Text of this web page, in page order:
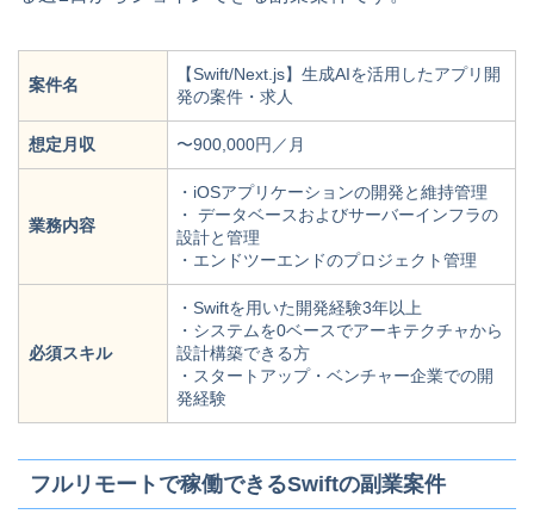
案件名
【Swift/Next.js】生成AIを活用したアプリ開
発の案件・求人
想定月収 〜900,000円／月
業務内容
・iOSアプリケーションの開発と維持管理
・ データベースおよびサーバーインフラの
設計と管理
・エンドツーエンドのプロジェクト管理
必須スキル
・Swiftを用いた開発経験3年以上
・システムを0ベースでアーキテクチャから
設計構築できる方
・スタートアップ・ベンチャー企業での開
発経験
フルリモートで稼働できるSwiftの副業案件